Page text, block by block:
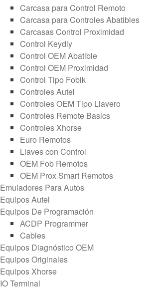
Carcasa para Control Remoto
Carcasa para Controles Abatibles
Carcasas Control Proximidad
Control Keydiy
Control OEM Abatible
Control OEM Proximidad
Control Tipo Fobik
Controles Autel
Controles OEM Tipo Llavero
Controles Remote Basics
Controles Xhorse
Euro Remotos
Llaves con Control
OEM Fob Remotos
OEM Prox Smart Remotos
Emuladores Para Autos
Equipos Autel
Equipos De Programación
ACDP Programmer
Cables
Equipos Diagnóstico OEM
Equipos Originales
Equipos Xhorse
IO Terminal